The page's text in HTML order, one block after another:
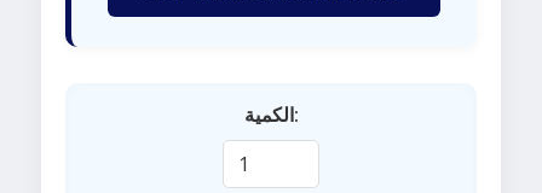
الكمية: